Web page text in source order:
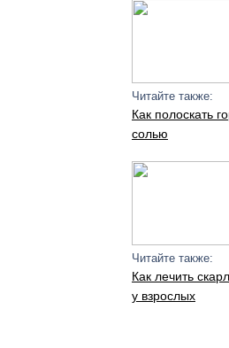
Читайте также:
Как полоскать
солью
Читайте также:
Как лечить
у взрослых